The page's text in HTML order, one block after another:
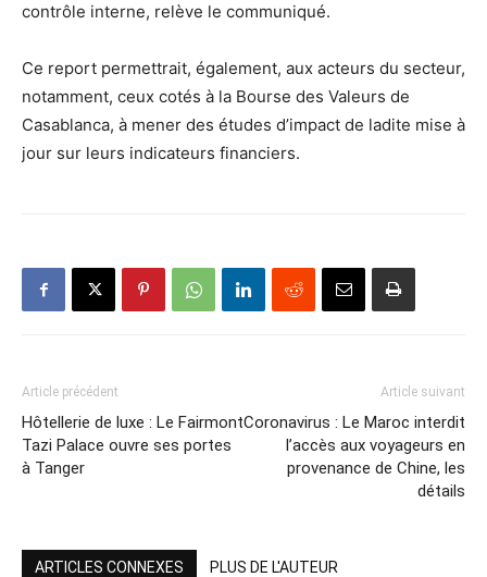
contrôle interne, relève le communiqué.
Ce report permettrait, également, aux acteurs du secteur,
notamment, ceux cotés à la Bourse des Valeurs de
Casablanca, à mener des études d’impact de ladite mise à
jour sur leurs indicateurs financiers.
Article précédent
Hôtellerie de luxe : Le Fairmont
Tazi Palace ouvre ses portes
à Tanger
Article suivant
Coronavirus : Le Maroc interdit
l’accès aux voyageurs en
provenance de Chine, les
détails
ARTICLES CONNEXES PLUS DE L'AUTEUR